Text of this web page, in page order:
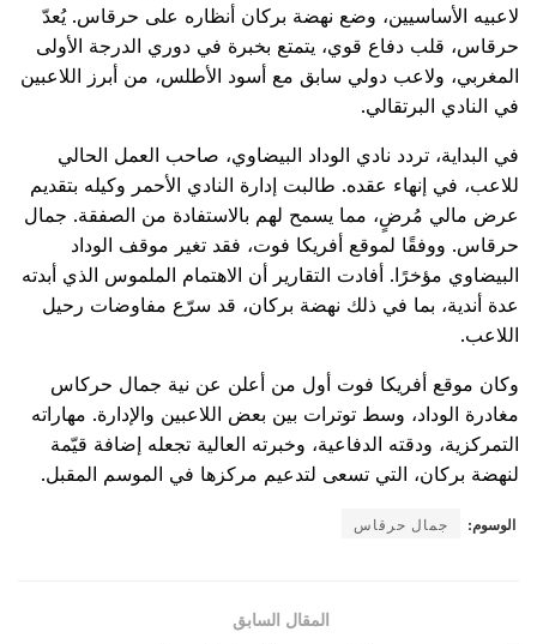
لاعبيه الأساسيين، وضع نهضة بركان أنظاره على حرقاس. يُعدّ
حرقاس، قلب دفاع قوي، يتمتع بخبرة في دوري الدرجة الأولى
المغربي، ولاعب دولي سابق مع أسود الأطلس، من أبرز اللاعبين
في النادي البرتقالي.
في البداية، تردد نادي الوداد البيضاوي، صاحب العمل الحالي
للاعب، في إنهاء عقده. طالبت إدارة النادي الأحمر وكيله بتقديم
عرض مالي مُرضٍ، مما يسمح لهم بالاستفادة من الصفقة. جمال
حرقاس. ووفقًا لموقع أفريكا فوت، فقد تغير موقف الوداد
البيضاوي مؤخرًا. أفادت التقارير أن الاهتمام الملموس الذي أبدته
عدة أندية، بما في ذلك نهضة بركان، قد سرّع مفاوضات رحيل
اللاعب.
وكان موقع أفريكا فوت أول من أعلن عن نية جمال حركاس
مغادرة الوداد، وسط توترات بين بعض اللاعبين والإدارة. مهاراته
التمركزية، ودقته الدفاعية، وخبرته العالية تجعله إضافة قيّمة
لنهضة بركان، التي تسعى لتدعيم مركزها في الموسم المقبل.
الوسوم: جمال حرقاس
المقال السابق